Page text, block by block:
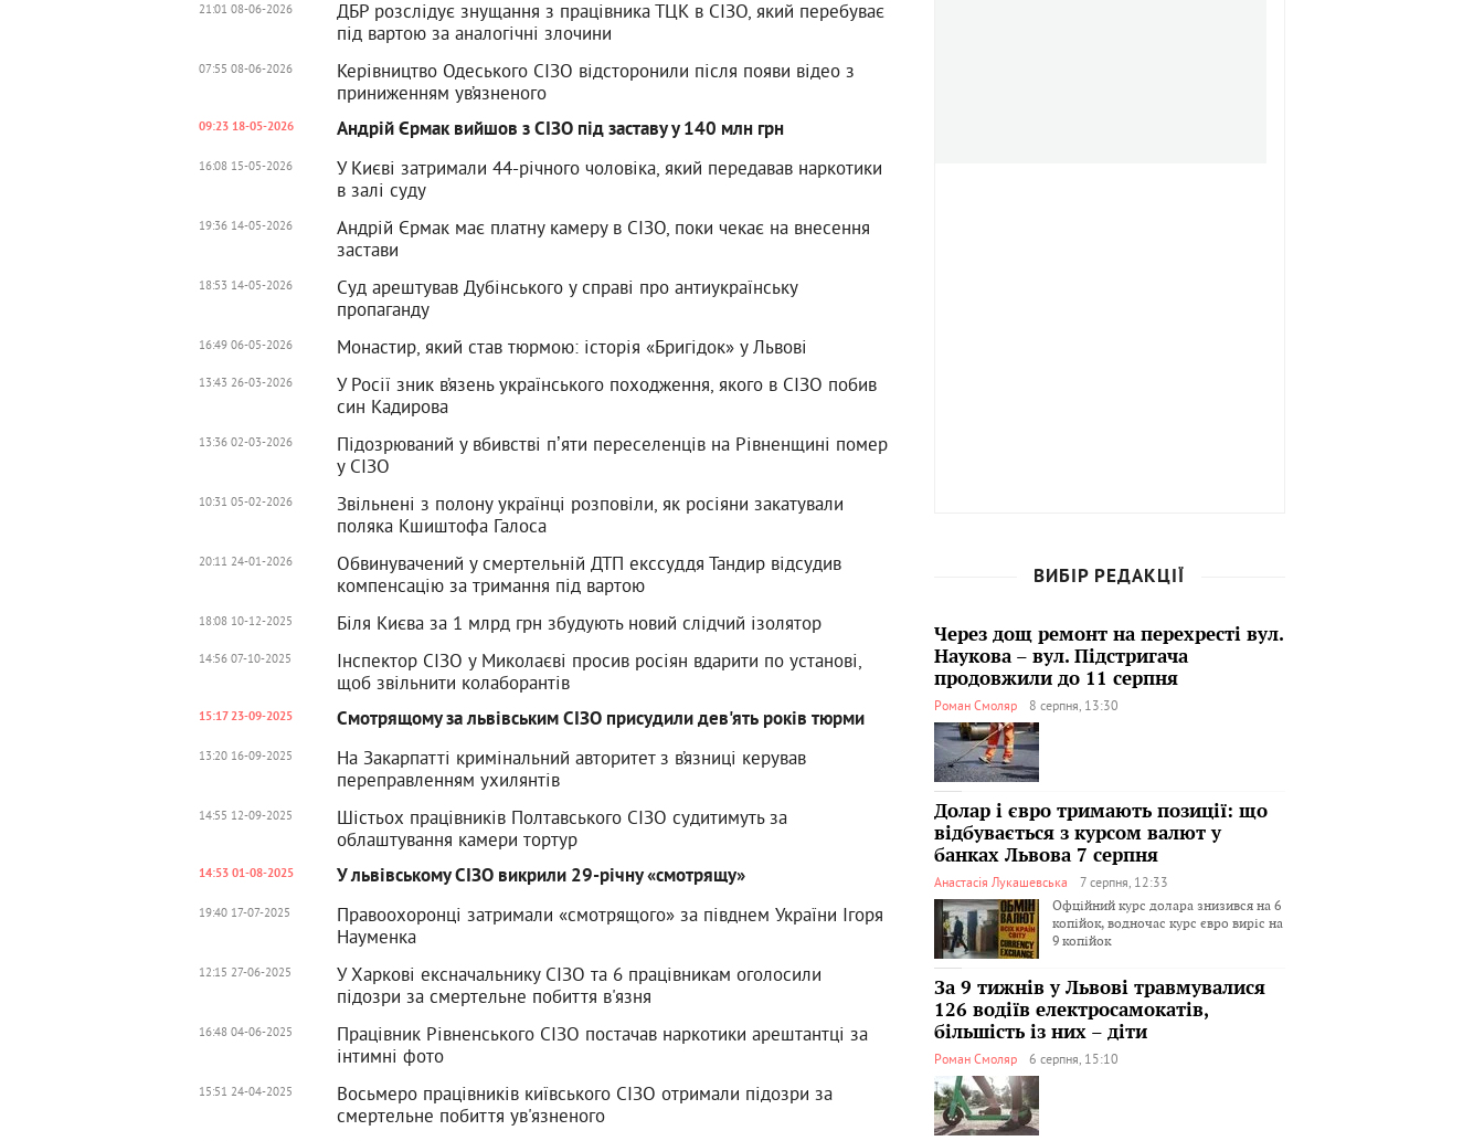
21:01 08-06-2026
ДБР розслідує знущання з працівника ТЦК в СІЗО, який перебуває
під вартою за аналогічні злочини
07:55 08-06-2026
Керівництво Одеського СІЗО відсторонили після появи відео з
приниженням ув’язненого
09:23 18-05-2026 Андрій Єрмак вийшов з СІЗО під заставу у 140 млн грн
16:08 15-05-2026
У Києві затримали 44-річного чоловіка, який передавав наркотики
в залі суду
19:36 14-05-2026
Андрій Єрмак має платну камеру в СІЗО, поки чекає на внесення
застави
18:53 14-05-2026
Суд арештував Дубінського у справі про антиукраїнську
пропаганду
16:49 06-05-2026 Монастир, який став тюрмою: історія «Бригідок» у Львові
13:43 26-03-2026
У Росії зник в’язень українського походження, якого в СІЗО побив
син Кадирова
13:36 02-03-2026
Підозрюваний у вбивстві пʼяти переселенців на Рівненщині помер
у СІЗО
10:31 05-02-2026
Звільнені з полону українці розповіли, як росіяни закатували
поляка Кшиштофа Галоса
20:11 24-01-2026
Обвинувачений у смертельній ДТП екссуддя Тандир відсудив
компенсацію за тримання під вартою
18:08 10-12-2025 Біля Києва за 1 млрд грн збудують новий слідчий ізолятор
14:56 07-10-2025
Інспектор СІЗО у Миколаєві просив росіян вдарити по установі,
щоб звільнити колаборантів
15:17 23-09-2025 Смотрящому за львівським СІЗО присудили дев'ять років тюрми
13:20 16-09-2025
На Закарпатті кримінальний авторитет з в’язниці керував
переправленням ухилянтів
14:55 12-09-2025
Шістьох працівників Полтавського СІЗО судитимуть за
облаштування камери тортур
14:53 01-08-2025 У львівському СІЗО викрили 29-річну «смотрящу»
19:40 17-07-2025
Правоохоронці затримали «смотрящого» за півднем України Ігоря
Науменка
12:15 27-06-2025
У Харкові ексначальнику СІЗО та 6 працівникам оголосили
підозри за смертельне побиття в'язня
16:48 04-06-2025
Працівник Рівненського СІЗО постачав наркотики арештантці за
інтимні фото
15:51 24-04-2025
Восьмеро працівників київського СІЗО отримали підозри за
смертельне побиття ув'язненого
ВИБІР РЕДАКЦІЇ
Через дощ ремонт на перехресті вул.
Наукова – вул. Підстригача
продовжили до 11 серпня
Роман Смоляр 8 серпня, 13:30
Долар і євро тримають позиції: що
відбувається з курсом валют у
банках Львова 7 серпня
Анастасія Лукашевська
7 серпня, 12:33
Офційний курс долара знизився на 6
копійок, водночас курс євро виріс на
9 копійок
За 9 тижнів у Львові травмувалися
126 водіїв електросамокатів,
більшість із них – діти
Роман Смоляр 6 серпня, 15:10